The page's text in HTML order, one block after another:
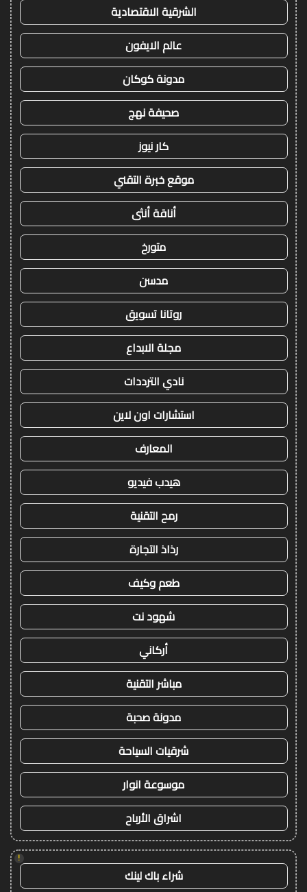
الشرقية الاقتصادية
عالم الايفون
مدونة كوكان
صحيفة نهج
كار نيوز
موقع خبرة التقني
أناقة أنثى
متورخ
مدسن
روتانا تسويق
مجلة الابداع
نادي الترددات
استشارات اون لاين
المعارف
هيدب فيديو
رمح التقنية
رذاذ التجارة
طعم وكيف
شهود نت
أركاني
مباشر التقنية
مدونة صحبة
شرقيات السياحة
موسوعة انوار
اشراق الأرباح
!
شراء باك لينك